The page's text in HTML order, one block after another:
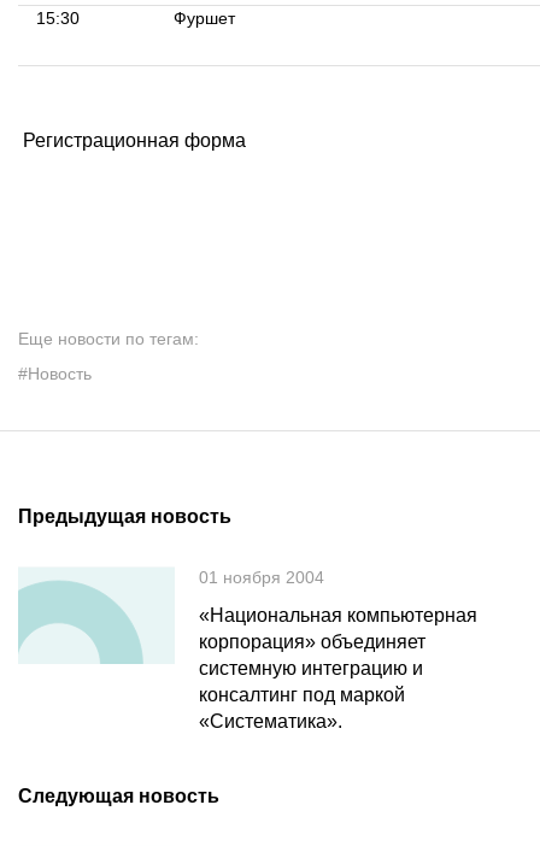
15:30 Фуршет
Регистрационная форма
Еще новости по тегам:
#Новость
Предыдущая новость
01 ноября 2004
«Национальная компьютерная
корпорация» объединяет
системную интеграцию и
консалтинг под маркой
«Систематика».
Следующая новость